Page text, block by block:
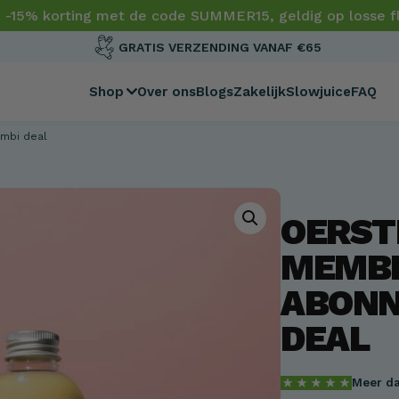
-15% korting met de code SUMMER15, geldig op losse
GRATIS VERZENDING VANAF €65
Shop Over onsBlogsZakelijkSlowjuiceFAQ
5 FLESSEN
deal
DEAL
Meer